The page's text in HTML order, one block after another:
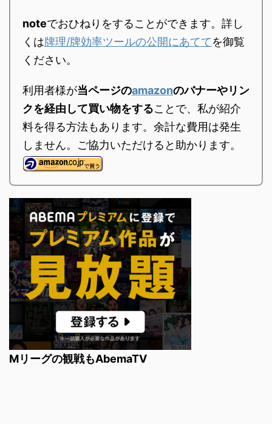
noteでおひねりをすることができます。詳し
くは牌理/牌効率ツールの公開にあててを御覧
ください。
利用者様が当ページのamazonのバナーやリン
クを経由して買い物をすることで、私が紹介
料を得る方法もあります。余計な費用は発生
しません。ご協力いただけると助かります。
Mリーグの観戦もAbemaTV